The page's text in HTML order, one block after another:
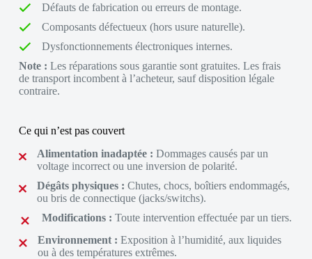
Défauts de fabrication ou erreurs de montage.
Composants défectueux (hors usure naturelle).
Dysfonctionnements électroniques internes.
Note : Les réparations sous garantie sont gratuites. Les frais
de transport incombent à l’acheteur, sauf disposition légale
contraire.
Ce qui n’est pas couvert
Alimentation inadaptée : Dommages causés par un
voltage incorrect ou une inversion de polarité.
Dégâts physiques : Chutes, chocs, boîtiers endommagés,
ou bris de connectique (jacks/switchs).
Modifications : Toute intervention effectuée par un tiers.
Environnement : Exposition à l’humidité, aux liquides
ou à des températures extrêmes.